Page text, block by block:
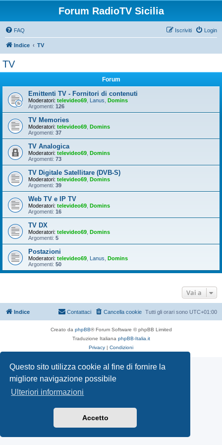
Questo sito utilizza cookie al fine di fornire la
migliore navigazione possibile
Ulteriori informazioni
Accetto
Forum RadioTV Sicilia
FAQ Login
Iscriviti
Indice TV
TV
Forum
Emittenti TV - Fornitori di contenuti
Moderatori: televideo69 Lanus Domins
Argomenti: 126
TV Memories
Moderatori: televideo69 Domins
Argomenti: 37
TV Analogica
Moderatori: televideo69 Domins
Argomenti: 73
TV Digitale Satellitare (DVB-S)
Moderatori: televideo69 Domins
Argomenti: 39
Web TV e IP TV
Moderatori: televideo69 Domins
Argomenti: 16
TV DX
Moderatori: televideo69 Domins
Argomenti: 5
Postazioni
Moderatori: televideo69 Lanus Domins
Argomenti: 50
Vai a
Indice Tutti gli orari sono UTC+01:00
Cancella cookie
Contattaci
Creato da phpBB® Forum Software © phpBB Limited
Traduzione Italiana phpBB-Italia.it
Privacy | Condizioni